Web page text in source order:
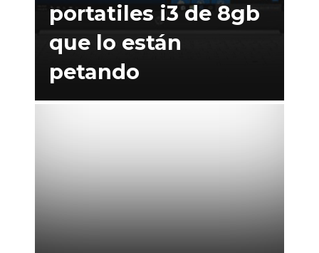
portatiles i3 de 8gb
que lo están
petando